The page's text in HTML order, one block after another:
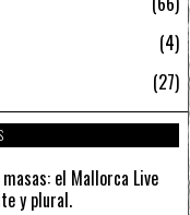
4
27
el Mallorca Live
y plural.